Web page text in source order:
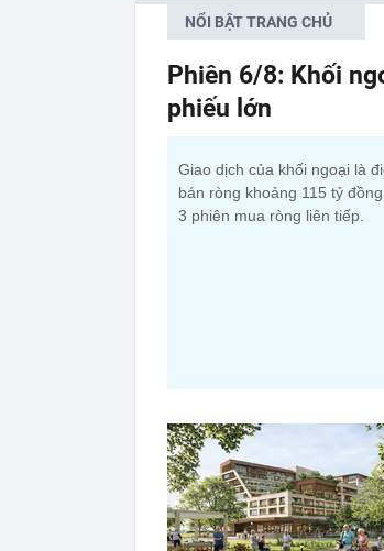
NỔI BẬT TRANG CHỦ
Phiên 6/8: Khối
phiếu lớn
Giao dịch của khối ngoại là
bán ròng khoảng 115 tỷ
3 phiên mua ròng liên tiếp.